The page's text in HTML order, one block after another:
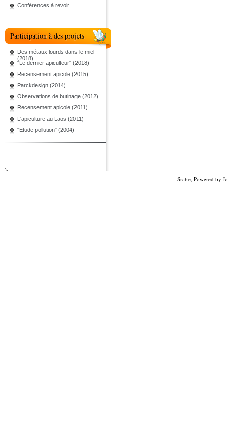
Conférences à revoir
Participation à des projets
Des métaux lourds dans le miel
(2018)
"Le dernier apiculteur" (2018)
Recensement apicole (2015)
Parckdesign (2014)
Observations de butinage (2012)
Recensement apicole (2011)
L'apiculture au Laos (2011)
"Etude pollution" (2004)
Srabe, Powered by